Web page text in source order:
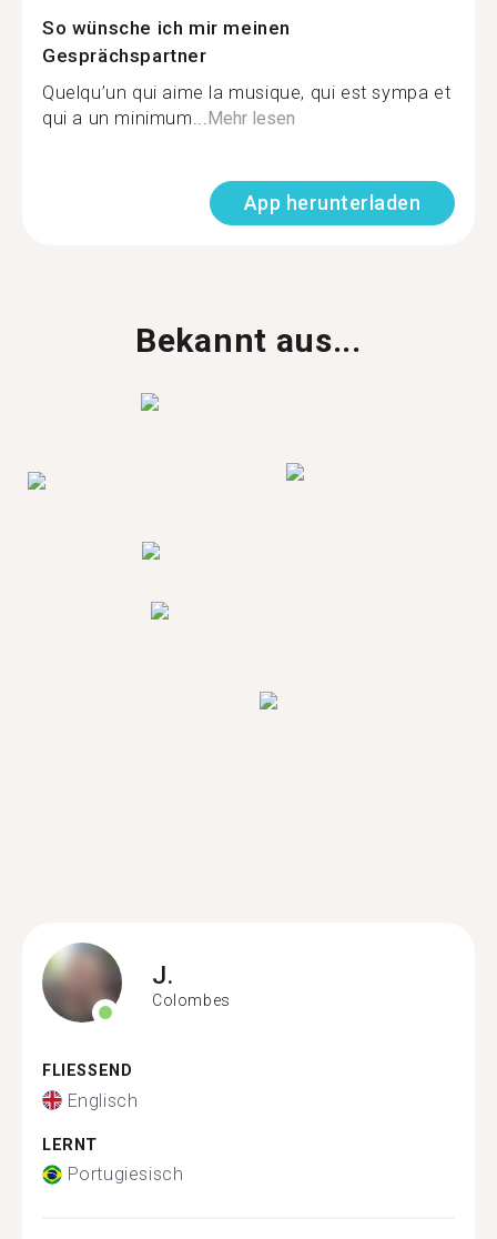
So wünsche ich mir meinen
Gesprächspartner
Quelqu’un qui aime la musique, qui est sympa et
qui a un minimum...Mehr lesen
App herunterladen
Bekannt aus...
J.
Colombes
FLIESSEND
Englisch
LERNT
Portugiesisch